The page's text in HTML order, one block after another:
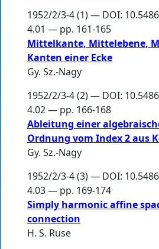
1952/2/3-4 (1) — DOI:
4.01 — pp. 161-165
Mittelkante, Mittelebene,
Kanten einer Ecke
Gy. Sz.-Nagy
1952/2/3-4 (2) — DOI:
4.02 — pp. 166-168
Ableitung einer
Ordnung vom Index 2 aus
Gy. Sz.-Nagy
1952/2/3-4 (3) — DOI:
4.03 — pp. 169-174
Simply harmonic affine
connection
H. S. Ruse